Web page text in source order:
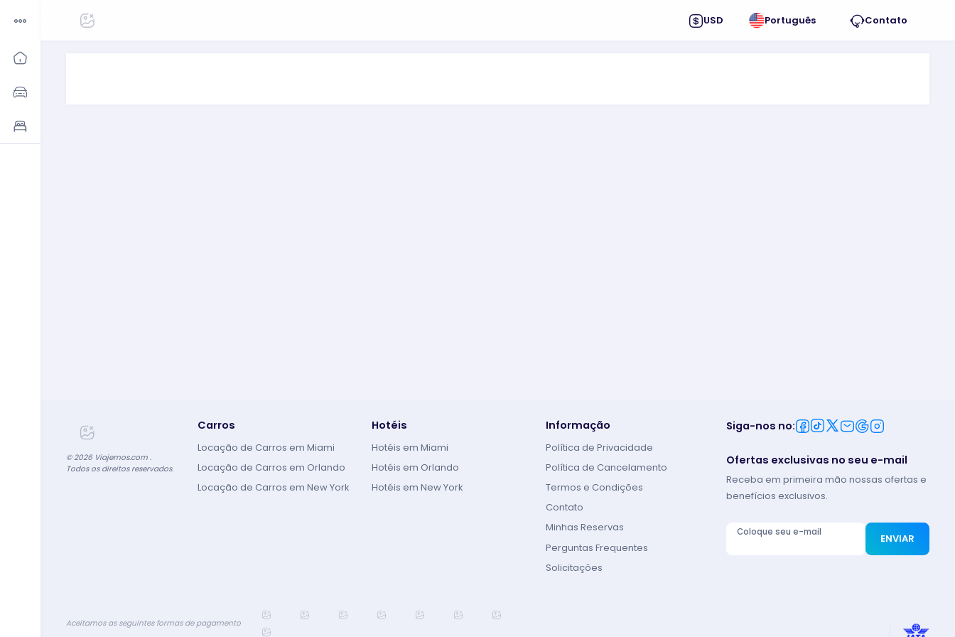
USD Português Contato
©2026 Viajemos.com .
Todos os direitos reservados.
Carros
Locação de Carros em Miami
Locação de Carros em Orlando
Locação de Carros em New York
Hotéis
Hotéis em Miami
Hotéis em Orlando
Hotéis em New York
Informação
Política de Privacidade
Política de Cancelamento
Termos e Condições
Contato
Minhas Reservas
Perguntas Frequentes
Solicitações
Siga-nos no:
Ofertas exclusivas no seu e-mail
Receba em primeira mão nossas ofertas e
benefícios exclusivos.
Coloque seu e-mail ENVIAR
Aceitamos as seguintes formas de pagamento